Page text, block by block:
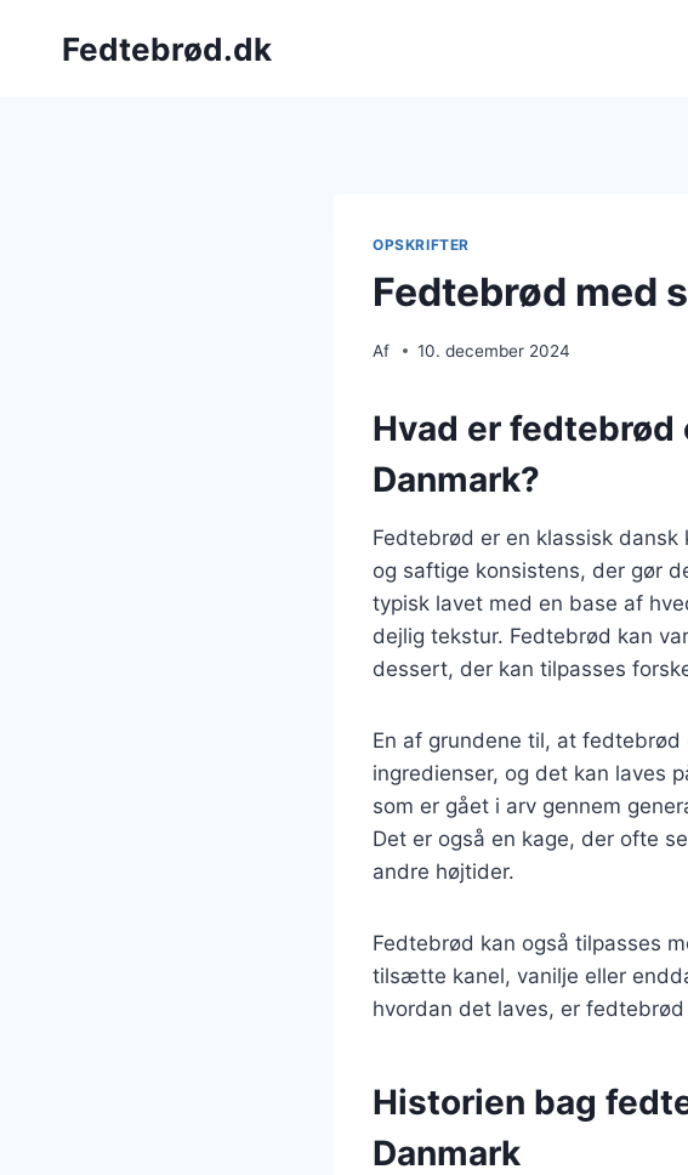
Fedtebrød.dk
OPSKRIFTER
Fedtebrød med
Af 10. december 2024
Hvad er
Danmark?
Fedtebrød er en klassisk
og saftige konsistens, der gør
typisk lavet med en base af
dejlig tekstur. Fedtebrød kan
dessert, der kan tilpasses
En af grundene til, at
ingredienser, og det kan laves
som er gået i arv gennem
Det er også en kage, der ofte
andre højtider.
Fedtebrød kan også tilpasses
tilsætte kanel, vanilje eller
hvordan det laves, er
Historien bag
Danmark